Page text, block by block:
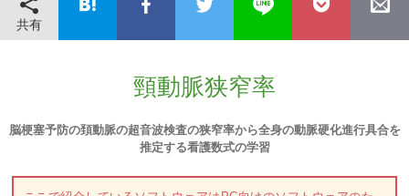
共有
頸動脈狭窄率
脳梗塞予防の頚動脈の超音波検査の狭窄率から全身の動脈硬化進行具合を
推定する看護数式の学習